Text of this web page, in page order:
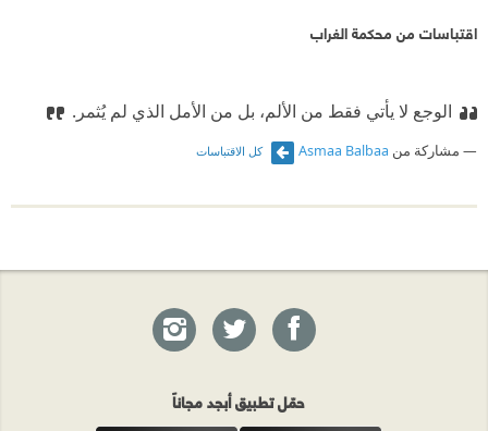
اقتباسات من محكمة الغراب
الوجع لا يأتي فقط من الألم، بل من الأمل الذي لم يُثمر.‏
مشاركة من Asmaa Balbaa كل الاقتباسات
حمّل تطبيق أبجد مجاناً